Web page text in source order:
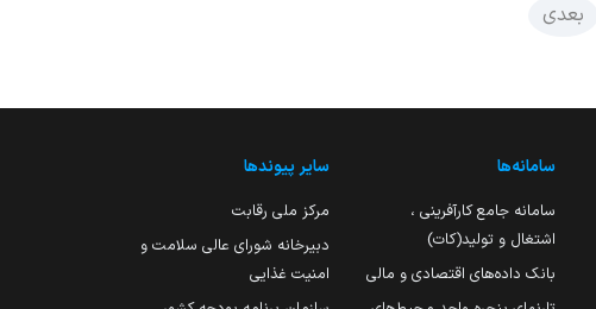
بعدی
سامانه‌ها
سامانه جامع کارآفرینی ،
اشتغال و تولید(کات)
بانک داده‌های اقتصادی و مالی
سایر پیوندها
مرکز ملی رقابت
دبیرخانه شورای عالی سلامت و
امنیت غذایی